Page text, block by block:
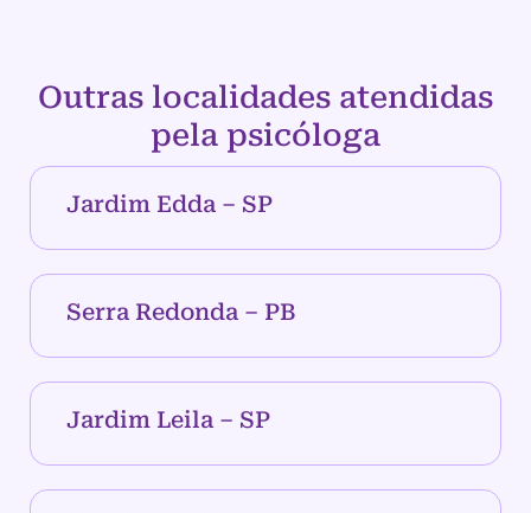
Outras localidades atendidas
pela psicóloga
Jardim Edda – SP
Serra Redonda – PB
Jardim Leila – SP